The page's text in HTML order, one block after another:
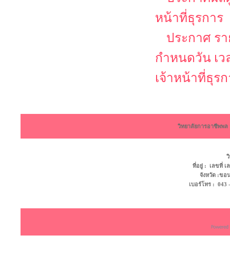
หน้าที่ธุรการ
ประกาศ ร
กำหนดวัน เ
เจ้าหน้าที่ธุร
วิทยาลัยการอาชีพพ
ที่อยู่ : เลขที่ เ
จังหวัด :ข
เบอร์โทร :